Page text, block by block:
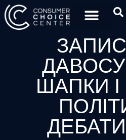
ШАПКИ